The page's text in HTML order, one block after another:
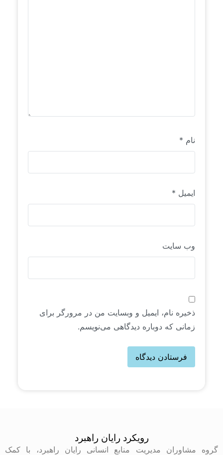
نام *
ایمیل *
وب‌ سایت
ذخیره نام، ایمیل و وبسایت من در مرورگر برای
زمانی که دوباره دیدگاهی می‌نویسم.
رویکرد رایان راهبرد
گروه مشاوران مدیریت منابع انسانی رایان راهبرد، با کمک